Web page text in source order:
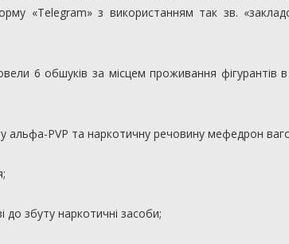
«Telegram» з використанням так зв.
6 обшуків за місцем проживання фігурантів в
альфа-PVP та наркотичну речовину мефедрон
до збуту наркотичні засоби;